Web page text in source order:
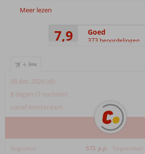
Meer lezen
7,9 Goed
373 beoordelingen
+
08 dec 2026 (di)
8 dagen (7 nachten)
vanaf Amsterdam
Augustus 573 p.p. September